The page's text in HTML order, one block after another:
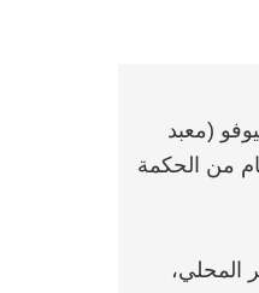
(معبد
القصر، المقبرة) - مواقع التراث العالمي لليونسكو التي تضم 2000 عام من الحكمة
المحلي،